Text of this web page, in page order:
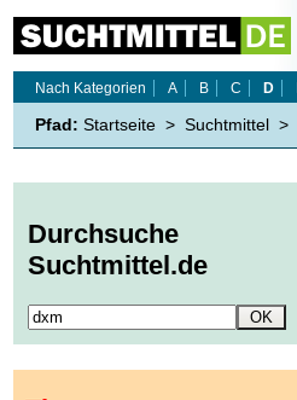
Nach Kategorien
A B C D
Pfad: Startseite > Suchtmittel >
Durchsuche
Suchtmittel.de